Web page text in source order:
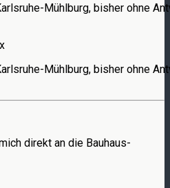
Mühlburg, bisher ohne
Mühlburg, bisher ohne
direkt an die Bauhaus-